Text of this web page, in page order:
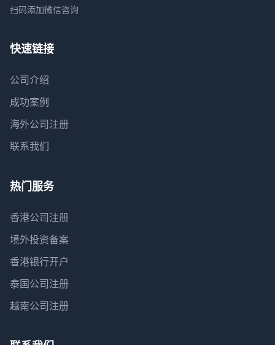
扫码添加微信咨询
快速链接
公司介绍
成功案例
海外公司注册
联系我们
热门服务
香港公司注册
境外投资备案
香港银行开户
泰国公司注册
越南公司注册